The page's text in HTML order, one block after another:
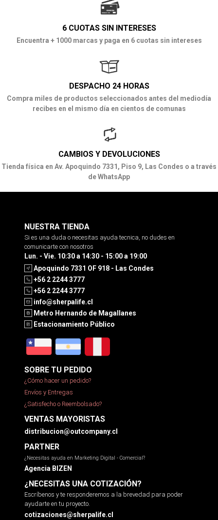
6 CUOTAS SIN INTERESES
Encuentra + 1000 marcas y paga en 6 cuotas sin intereses
DESPACHO 24 HORAS
Compra miles de productos seleccionados antes del mediodía
recibes en el mismo día en cientos de comunas
CAMBIOS Y DEVOLUCIONES
Tienda física en Av. Apoquindo 7331, Piso 9, Las Condes o a través
de WhatsApp
NUESTRA TIENDA
Si es una duda o necesitas ayuda tecnica, no dudes en
comunicarte con nosotros
Lun. - Vie. 10:30 a 14:30 - 15:00 a 19:00
Apoquindo 7331 OF 918 - Las Condes
+56 2 2244 3777
+56 2 2244 3777
info@sherpalife.cl
Metro Hernando de Magallanes
Estacionamiento Público
SOBRE TU PEDIDO
¿Cómo hacer un pedido?
Envíos y Entregas
¿Satisfecho o Reembolsado?
VENTAS MAYORISTAS
distribucion@outcompany.cl
PARTNER
¿Necesitas ayuda en Marketing Digital - Comercial?
Agencia BIZEN
¿NECESITAS UNA COTIZACIÓN?
Escríbenos y te responderemos a la brevedad para poder
ayudarte en tu proyecto.
cotizaciones@sherpalife.cl